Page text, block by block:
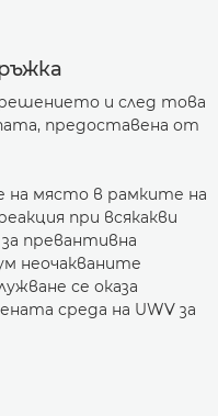
и след това
предоставена от
на място в рамките на
при всякакви
превантивна
неочакваните
се оказа
среда на UWV за